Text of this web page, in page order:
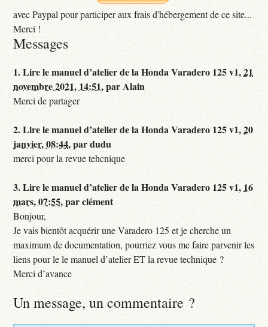
avec Paypal pour participer aux frais d'hébergement de ce site...
Merci !
Messages
1.Lire le manuel d’atelier de la Honda Varadero 125 v1,21
novembre 2021, 14:51,parAlain
Merci de partager
2.Lire le manuel d’atelier de la Honda Varadero 125 v1,20
janvier, 08:44,pardudu
merci pour la revue tehcnique
3.Lire le manuel d’atelier de la Honda Varadero 125 v1, 16
mars, 07:55,parclément
Bonjour,
Je vais bientôt acquérir une Varadero 125 et je cherche un
maximum de documentation, pourriez vous me faire parvenir les
liens pour le le manuel d’atelier ET la revue technique ?
Merci d’avance
Un message, un commentaire ?